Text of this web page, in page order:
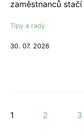
zaměstnanců
Tipy a rady
30. 07. 2026
1 2 3